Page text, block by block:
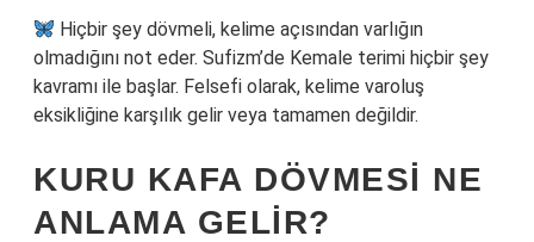
Hiçbir şey dövmeli, kelime açısından varlığın
olmadığını not eder. Sufizm’de Kemale terimi hiçbir şey
kavramı ile başlar. Felsefi olarak, kelime varoluş
eksikliğine karşılık gelir veya tamamen değildir.
KURU KAFA DÖVMESI NE
ANLAMA GELIR?